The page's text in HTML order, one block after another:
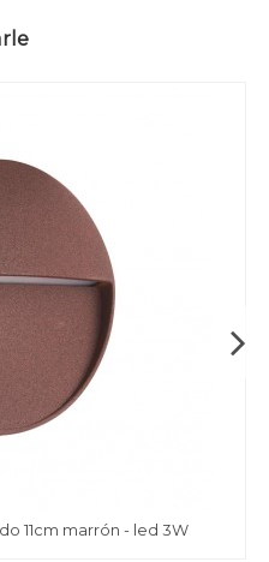
11cm marrón - led 3W